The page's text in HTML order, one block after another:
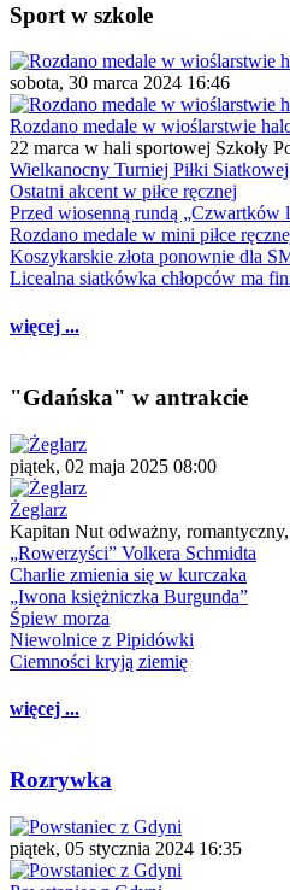
Sport w szkole
sobota, 30 marca 2024 16:46
Rozdano medale w wioślarstwie
22 marca w hali sportowej Szkoły
Wielkanocny Turniej Piłki
Ostatni akcent w piłce ręcznej
Przed wiosenną rundą „Czwartków
Rozdano medale w mini piłce
Koszykarskie złota ponownie dla
Licealna siatkówka chłopców ma
więcej ...
"Gdańska" w antrakcie
piątek, 02 maja 2025 08:00
Żeglarz
Kapitan Nut odważny,
„Rowerzyści” Volkera Schmidta
Charlie zmienia się w kurczaka
„Iwona księżniczka Burgunda”
Śpiew morza
Niewolnice z Pipidówki
Ciemności kryją ziemię
więcej ...
Rozrywka
piątek, 05 stycznia 2024 16:35